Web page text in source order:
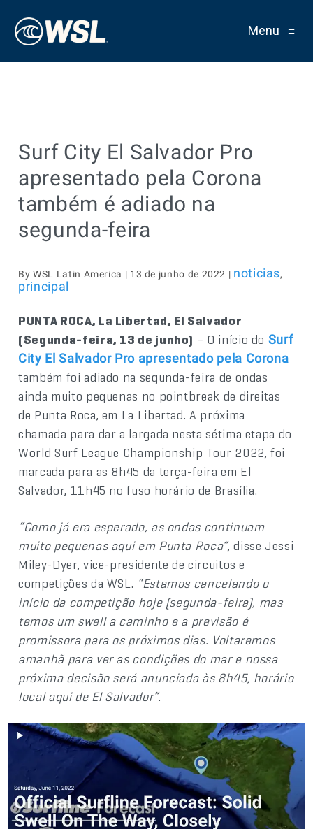
Menu ≡
Surf City El Salvador Pro
apresentado pela Corona
também é adiado na
segunda-feira
By WSL Latin America | 13 de junho de 2022 | noticias,
principal
PUNTA ROCA, La Libertad, El Salvador
(Segunda-feira, 13 de junho) – O início do Surf
City El Salvador Pro apresentado pela Corona
também foi adiado na segunda-feira de ondas
ainda muito pequenas no pointbreak de direitas
de Punta Roca, em La Libertad. A próxima
chamada para dar a largada nesta sétima etapa do
World Surf League Championship Tour 2022, foi
marcada para as 8h45 da terça-feira em El
Salvador, 11h45 no fuso horário de Brasília.
“Como já era esperado, as ondas continuam
muito pequenas aqui em Punta Roca”, disse Jessi
Miley-Dyer, vice-presidente de circuitos e
competições da WSL. “Estamos cancelando o
início da competição hoje (segunda-feira), mas
temos um swell a caminho e a previsão é
promissora para os próximos dias. Voltaremos
amanhã para ver as condições do mar e nossa
próxima decisão será anunciada às 8h45, horário
local aqui de El Salvador”.